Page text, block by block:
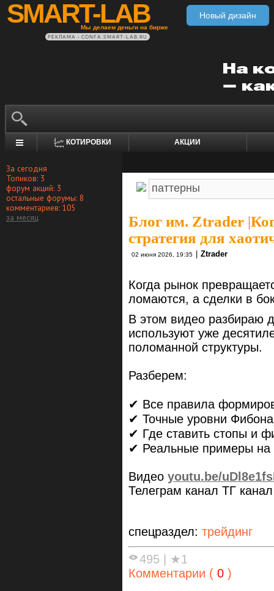
SMART-LAB
Мы делаем деньги на бирже
Новый дизайн
РЕКЛАМА • CONFA.SMART-LAB.RU
КОТИРОВКИ АКЦИИ
За сегодня
Топиков: 3
форум акций: 3
остальные форумы: 8
комментариев: 105
за месяц
Блог им. Ztrader |
стратегия для
02 июня 2026, 19:35 Ztrader
Когда рынок
ломаются, а сделки в
В этом видео разбираю
используют уже
поломанной структуры.
Разберем:
✔ Все правила
✔ Точные уровни
✔ Где ставить стопы и
✔ Реальные примеры на
Видео youtu.be/
Телеграм канал ТГ
спецраздел: трейдинг
495
★1
Комментарии ( 0 )